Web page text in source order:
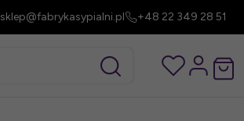
sklep@fabrykasypialni.pl +48 22 349 28 51